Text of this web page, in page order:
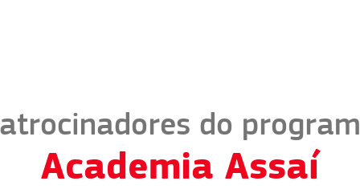
do
Academia Assaí